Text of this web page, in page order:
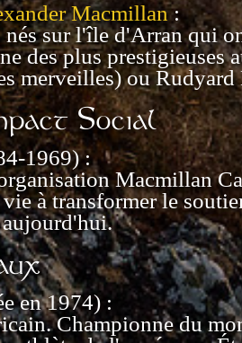
Macmillan:
sur l'île d'Arran qui
des plus prestigieuses
merveilles) ou
Social
1969) :
Macmillan
à transformer le
en 1974) :
Championne du